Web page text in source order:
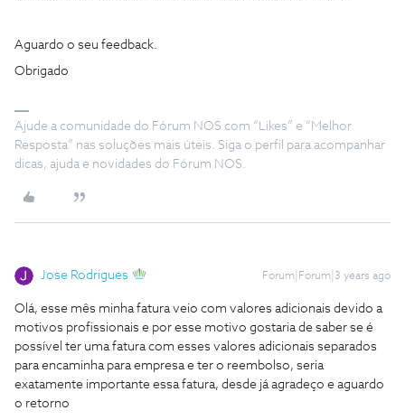
Aguardo o seu feedback.
Obrigado
Ajude a comunidade do Fórum NOS com “Likes” e “Melhor
Resposta” nas soluções mais úteis. Siga o perfil para acompanhar
dicas, ajuda e novidades do Fórum NOS.
Jose Rodrigues Forum|Forum|3 years ago
Olá, esse mês minha fatura veio com valores adicionais devido a
motivos profissionais e por esse motivo gostaria de saber se é
possível ter uma fatura com esses valores adicionais separados
para encaminha para empresa e ter o reembolso, seria
exatamente importante essa fatura, desde já agradeço e aguardo
o retorno